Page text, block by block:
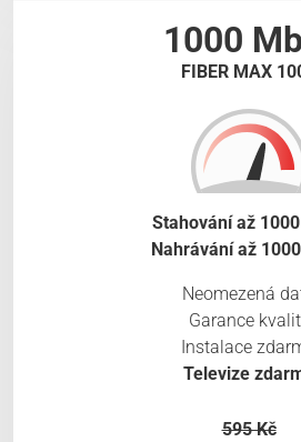
1000
FIBER MAX
Stahování až
Nahrávání až
Neomezená
Garance
Instalace
Televize
595 Kč